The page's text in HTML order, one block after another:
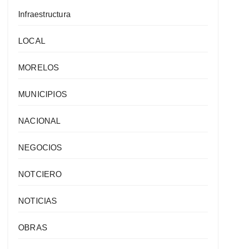
Infraestructura
LOCAL
MORELOS
MUNICIPIOS
NACIONAL
NEGOCIOS
NOTCIERO
NOTICIAS
OBRAS